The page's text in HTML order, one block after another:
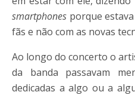
smartphones porque
fãs e não com as novas
Ao longo do concerto o
da banda passavam
dedicadas a algo ou a